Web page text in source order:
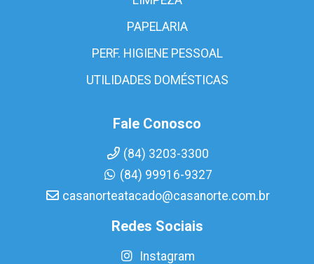
PAPELARIA
PERF. HIGIENE PESSOAL
UTILIDADES DOMÉSTICAS
Fale Conosco
(84) 3203-3300
(84) 99916-9327
casanorteatacado@casanorte.com.br
Redes Sociais
Instagram